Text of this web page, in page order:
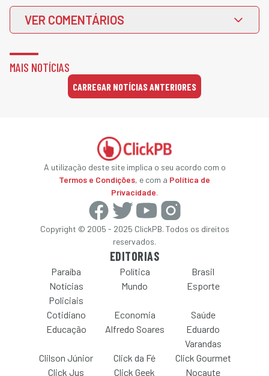
VER COMENTÁRIOS
MAIS NOTÍCIAS
CARREGAR NOTÍCIAS ANTERIORES
A utilização deste site implica o seu acordo com o
Termos e Condições, e com a Política de
Privacidade.
Copyright © 2005 - 2025 ClickPB. Todos os direitos
reservados.
EDITORIAS
Paraíba Política
Brasil
Notícias
Policiais
Mundo Esporte
Cotidiano Economia
Saúde
Educação
Alfredo Soares
Eduardo
Varandas
Clilson Júnior
Click da Fé
Click Gourmet
Click Jus
Click Geek Nocaute